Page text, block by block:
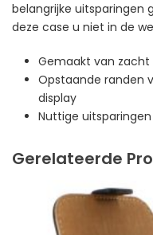
belangrijke uitsparingen
deze case u niet in de
Gemaakt van zacht
Opstaande randen
display
Nuttige
Gerelateerde